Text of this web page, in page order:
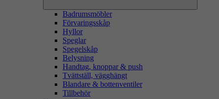
Badrumsmöbler
Förvaringsskåp
Hyllor
Speglar
Spegelskåp
Belysning
Handtag, knoppar & push
Tvättställ, vägghängt
Blandare & bottenventiler
Tillbehör